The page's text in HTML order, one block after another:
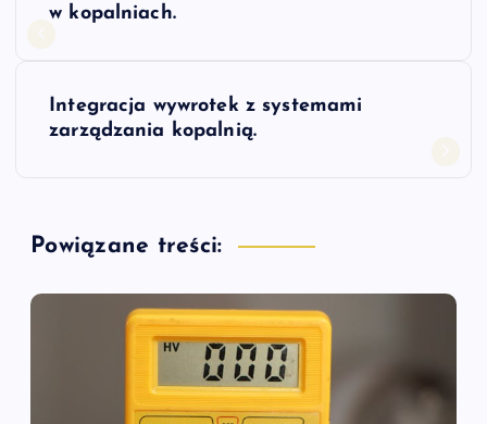
a
c
w kopalniach.
Integracja wywrotek z systemami
zarządzania kopalnią.
Powiązane treści: